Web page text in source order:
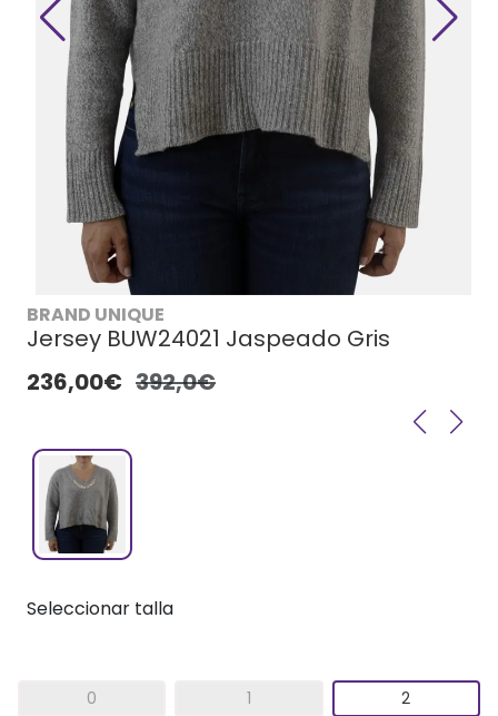
BRAND UNIQUE
Jersey BUW24021 Jaspeado Gris
236,00€ 392,0€
Seleccionar talla
0 1 2